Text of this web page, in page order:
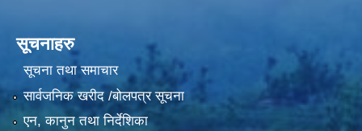
सूचनाहरु
सूचना तथा समाचार
सार्वजनिक खरीद /बोलपत्र सूचना
एन, कानुन तथा निर्देशिका